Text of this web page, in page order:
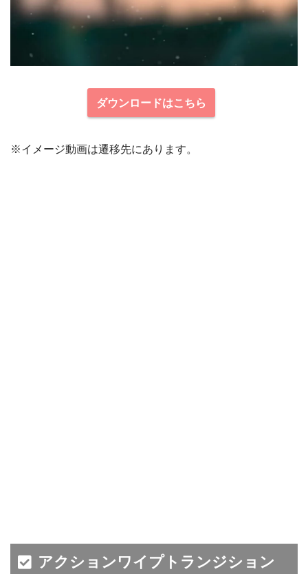
ダウンロードはこちら
※イメージ動画は遷移先にあります。
アクションワイプトランジション